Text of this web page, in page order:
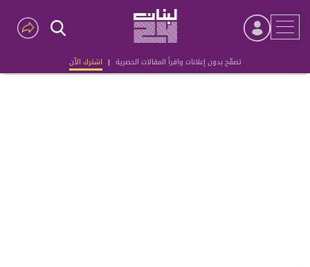
تصفّح بدون إعلانات واقرأ المقالات الحصرية | اشترك الآن
Advertisement